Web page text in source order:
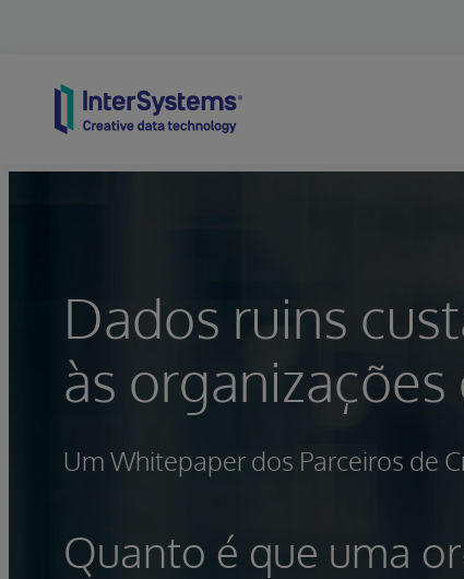
Dados ruins
às organizações
Um Whitepaper dos Parceiros de
Quanto é que uma